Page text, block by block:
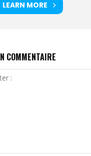
LEARN MORE
COMMENTAIRE